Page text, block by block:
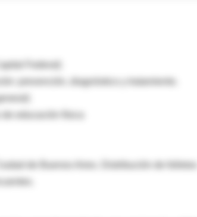
Federal)
prevención, diagnóstico y tratamiento.